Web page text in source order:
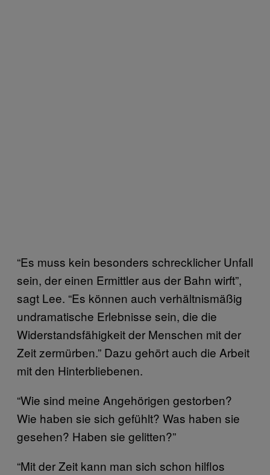
“Es muss kein besonders schrecklicher Unfall
sein, der einen Ermittler aus der Bahn wirft”,
sagt Lee. “Es können auch verhältnismäßig
undramatische Erlebnisse sein, die die
Widerstandsfähigkeit der Menschen mit der
Zeit zermürben.” Dazu gehört auch die Arbeit
mit den Hinterbliebenen.
“Wie sind meine Angehörigen gestorben?
Wie haben sie sich gefühlt? Was haben sie
gesehen? Haben sie gelitten?”
“Mit der Zeit kann man sich schon hilflos